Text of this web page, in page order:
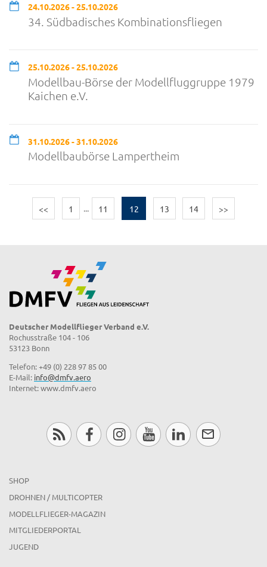
24.10.2026 - 25.10.2026
34. Südbadisches Kombinationsfliegen
25.10.2026 - 25.10.2026
Modellbau-Börse der Modellfluggruppe 1979
Kaichen e.V.
31.10.2026 - 31.10.2026
Modellbaubörse Lampertheim
<< 1 ... 11 12 13 14 >>
Deutscher Modellflieger Verband e.V.
Rochusstraße 104 - 106
53123 Bonn
Telefon: +49 (0) 228 97 85 00
E-Mail: info@dmfv.aero
Internet: www.dmfv.aero
SHOP
DROHNEN / MULTICOPTER
MODELLFLIEGER-MAGAZIN
MITGLIEDERPORTAL
JUGEND